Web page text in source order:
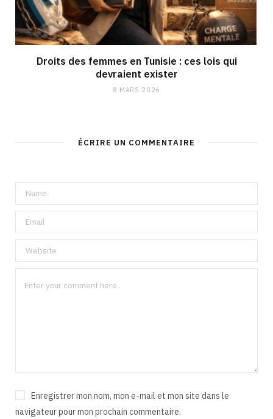
Droits des femmes en Tunisie : ces lois qui
devraient exister
8 MARS 2026
ÉCRIRE UN COMMENTAIRE
Enregistrer mon nom, mon e-mail et mon site dans le
navigateur pour mon prochain commentaire.